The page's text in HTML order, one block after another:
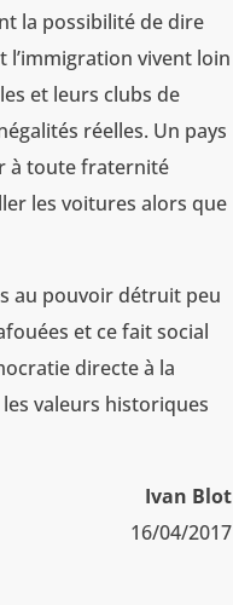
la possibilité de dire
l’immigration vivent loin
et leurs clubs de
réelles. Un pays
à toute fraternité
les voitures alors que
au pouvoir détruit peu
et ce fait social
directe à la
valeurs historiques
Ivan Blot
16/04/2017